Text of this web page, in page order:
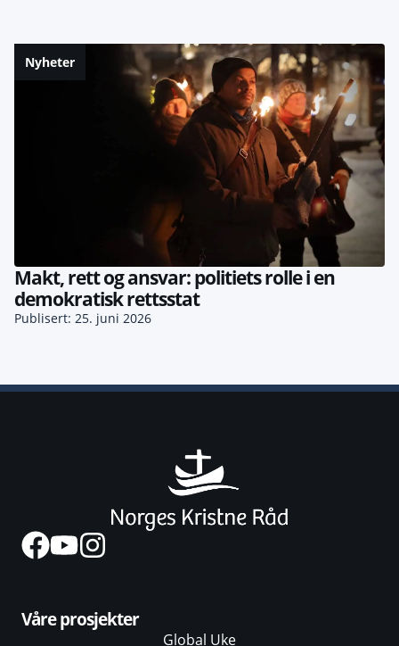
Nyheter
Makt, rett og ansvar: politiets rolle i en
demokratisk rettsstat
Publisert: 25. juni 2026
Våre prosjekter
Global Uke